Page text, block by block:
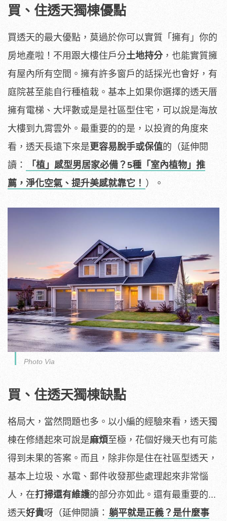
買、住透天獨棟優點
買透天的最大優點，莫過於你可以實質「擁有」你的
房地產啦！不用跟大樓住戶分土地持分，也能實質擁
有屋內所有空間。擁有許多窗戶的話採光也會好，有
庭院甚至能自行種植栽。基本上如果你選擇的透天厝
擁有電梯、大坪數或是是社區型住宅，可以說是海放
大樓到九霄雲外。最重要的的是，以投資的角度來
看，透天長遠下來是更容易脫手或保值的（延伸閱
讀：
「植」感型男居家必備？5種「室內植物」推
薦，淨化空氣、提升美感就靠它！ ）。
Photo Via
買、住透天獨棟缺點
格局大，當然問題也多。以小編的經驗來看，透天獨
棟在修繕起來可說是麻煩至極，花個好幾天也有可能
得到未果的答案。而且，除非你是住在社區型透天，
基本上垃圾、水電、郵件收發那些處理起來非常惱
人，在打掃還有維護的部分亦如此。還有最重要的...
透天好貴呀（延伸閱讀： 躺平就是正義？是什麼事